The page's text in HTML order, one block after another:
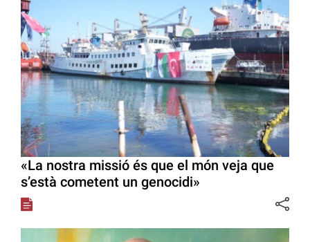
«La nostra missió és que el món veja que
s’està cometent un genocidi»